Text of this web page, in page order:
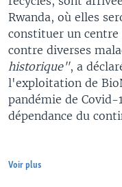
Rwanda, où elles
constituer un centre
contre diverses
historique", a
l'exploitation de
pandémie de Covid-
dépendance du
Voir plus